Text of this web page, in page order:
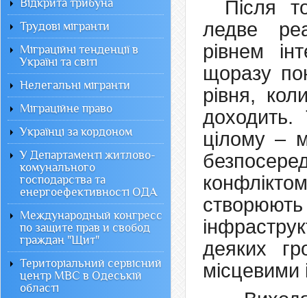
Після
ледве
рівнем
щоразу
рівня,
цілому –
деяких
місцевими
Відкрита трибуна
Трудові мігранти
Міграційні тенденції в
Україні та світі
Нелегальні мігранти
Міграційне право
Українці за кордоном
У Департаменті житлово-
комунального
господарства та
енергоефективності ОДА
Международный конгресс
по защите прав и свобод
граждан "Щит"
Територіальний сервісний
центр МВС в Одеській
області